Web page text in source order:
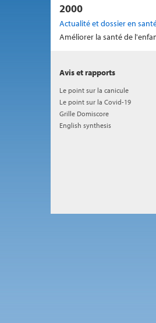
2000
Actualité et dossier en
Améliorer la santé de
Avis et rapports
Le point sur la canicule
Le point sur la Covid-19
Grille Domiscore
English synthesis